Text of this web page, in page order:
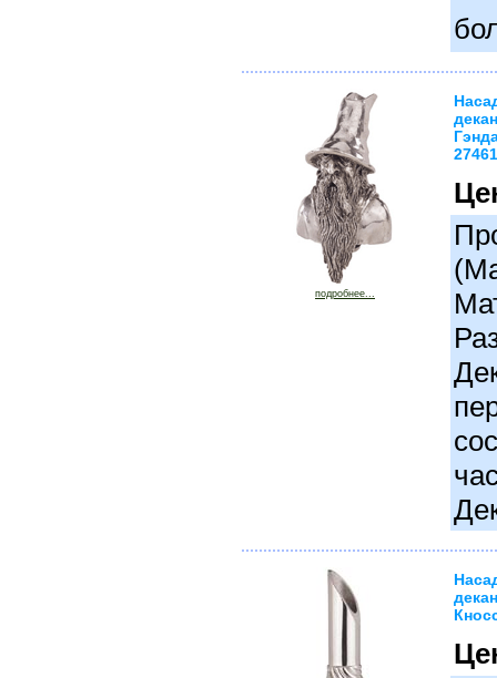
подробнее...